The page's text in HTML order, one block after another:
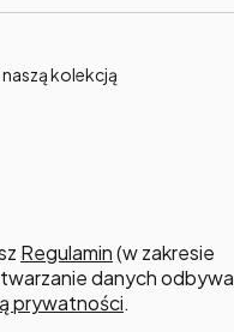
naszą kolekcją
Regulamin(w zakresie
danych odbywa
prywatności.